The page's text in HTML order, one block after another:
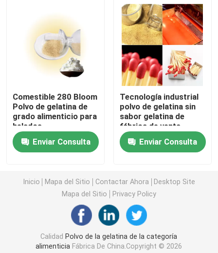
Polvo comestible de la gelatina
Polvo puro de la gelatina
Polvo industrial de la gelatina
Gelatina técnica
polvo de la gelatina del hueso
Polvo de la gelatina de la carne de vaca
Polvo Halal de la gelatina
Comestible 280 Bloom
Polvo de gelatina de
grado alimenticio para
helados
Enviar Consulta
Tecnología industrial
polvo de gelatina sin
sabor gelatina de
fábrica de venta
directa
Enviar Consulta
Inicio Mapa del Sitio Contactar Ahora
Desktop Site
Mapa del Sitio
Privacy Policy
Calidad Polvo de la gelatina de la categoría
alimenticia Fábrica De China.Copyright © 2026